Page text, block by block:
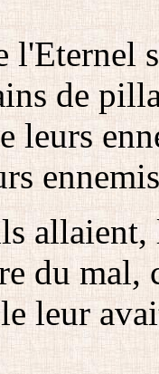
l'Eternel
de
leurs
du
leur